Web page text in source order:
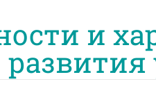
и
развития